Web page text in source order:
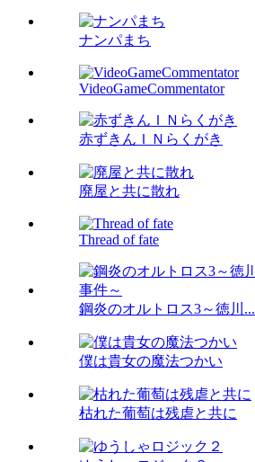
ナンパまち
VideoGameCommentator
赤ずきんＩＮらくがき
廃屋と共に散れ
Thread of fate
鋼炎のオルトロス3～徳川...
僕は貴女の魔法つかい
枯れた葡萄は残虐と共に